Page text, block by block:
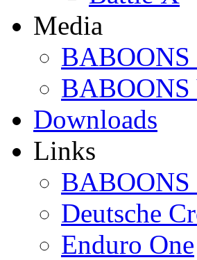
Media
BABOONS
Downloads
Links
BABOONS
Deutsche
Enduro One